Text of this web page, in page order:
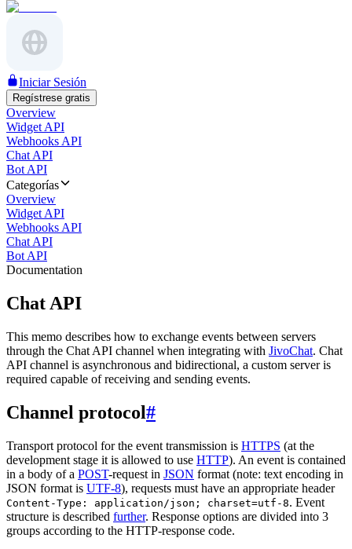
Iniciar Sesión
Regístrese gratis
Overview
Widget API
Webhooks API
Chat API
Bot API
Categorías
Overview
Widget API
Webhooks API
Chat API
Bot API
Documentation
Chat API
This memo describes how to exchange events between servers
through the Chat API channel when integrating with JivoChat. Chat
API channel is asynchronous and bidirectional, a custom server is
required capable of receiving and sending events.
Channel protocol#
Transport protocol for the event transmission is HTTPS (at the
development stage it is allowed to use HTTP). An event is contained
in a body of a POST-request in JSON format (note: text encoding in
JSON format is UTF-8), requests must have an appropriate header
Content-Type: application/json; charset=utf-8. Event
structure is described further. Response options are divided into 3
groups according to the HTTP-response code.